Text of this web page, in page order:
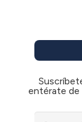
entérate de